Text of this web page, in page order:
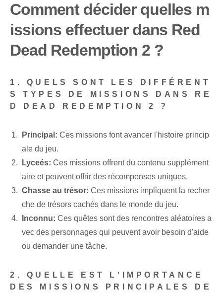
Comment décider quelles m
issions effectuer dans Red
Dead Redemption 2 ?
1. QUELS SONT LES DIFFÉRENT
S TYPES DE MISSIONS DANS RE
D DEAD REDEMPTION 2 ?
Principal: Ces missions font avancer l'histoire princip
ale du jeu.
Lyceés: Ces missions offrent du contenu supplément
aire et peuvent offrir des récompenses uniques.
Chasse au trésor: Ces missions impliquent la recher
che de trésors cachés dans le monde du jeu.
Inconnu: Ces quêtes sont des rencontres aléatoires a
vec des personnages qui peuvent avoir besoin d'aide
ou demander une tâche.
2. QUELLE EST L'IMPORTANCE
DES MISSIONS PRINCIPALES DE